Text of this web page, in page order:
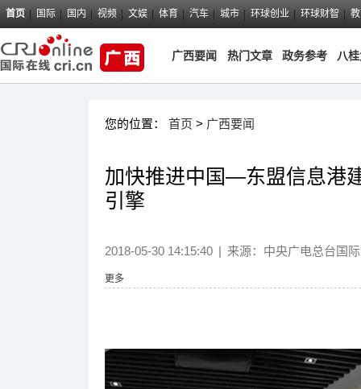
首页 国际 国内 视频 文娱 体育 汽车 城市 环球创业 环球财智
广西要闻 热门文章 政务参考 八
您的位置： 首页 > 广西要闻
加快推进中国—东盟信息港
引擎
2018-05-30 14:15:40 | 来源：中央广电总台国
更多